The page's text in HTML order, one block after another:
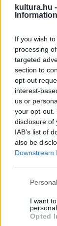
kultura.hu -
Information
If you wish
processing
targeted
section to
opt-out
interest-
us or
your opt-out.
disclosure of
IAB’s list of
also be
Downstream
Please note
not limited
grant or
use your
I want
Opted
érdekes
A séta a
Horánszky
Pilinszky
követően
Reviczky
Frigyes
ihlető
valamint az